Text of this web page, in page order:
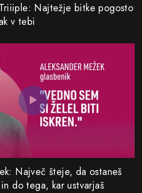
Najtežje bitke pogosto
v tebi
Največ šteje, da ostaneš
do tega, kar ustvarjaš